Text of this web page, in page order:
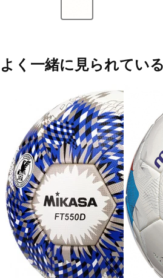
よく一緒に見られてい